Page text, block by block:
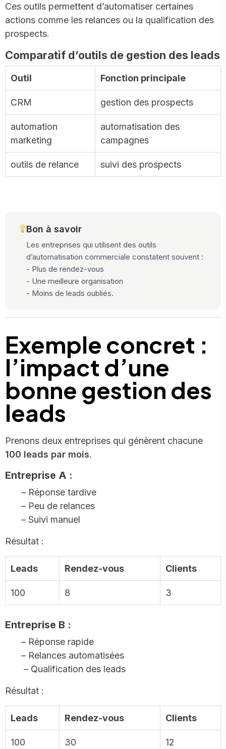
Ces outils permettent d’automatiser certaines
actions comme les relances ou la qualification des
prospects.
Comparatif d’outils de gestion des leads
Outil Fonction principale
CRM gestion des prospects
automation
marketing
automatisation des
campagnes
outils de relance suivi des prospects
Bon à savoir
Les entreprises qui utilisent des outils
d’automatisation commerciale constatent souvent :
- Plus de rendez-vous
- Une meilleure organisation
- Moins de leads oubliés.
Exemple concret :
l’impact d’une
bonne gestion des
leads
Prenons deux entreprises qui génèrent chacune
100 leads par mois.
Entreprise A :
– Réponse tardive
– Peu de relances
– Suivi manuel
Résultat :
Leads Rendez-vous Clients
100 8 3
Entreprise B :
– Réponse rapide
– Relances automatisées
– Qualification des leads
Résultat :
Leads Rendez-vous Clients
100 30 12